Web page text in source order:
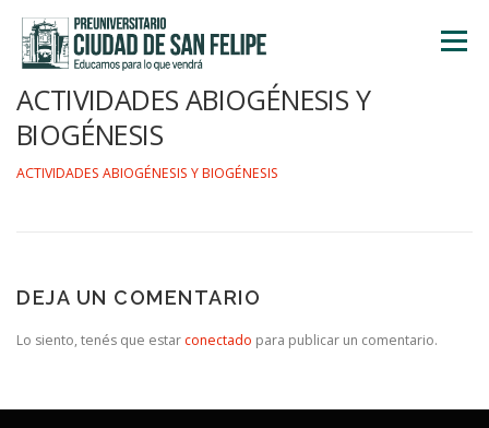
contenido
Menú
INICIO NOSOTROS
ACTIVIDADES ABIOGÉNESIS Y
BIOGÉNESIS
ACTIVIDADES ABIOGÉNESIS Y BIOGÉNESIS
DEJA UN COMENTARIO
Lo siento, tenés que estar conectado para publicar un comentario.